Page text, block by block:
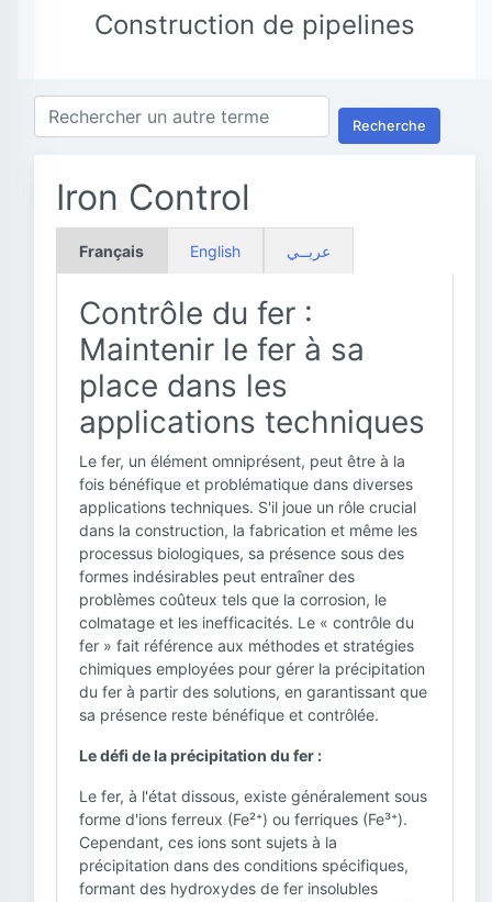
Construction de pipelines
Recherche
Iron Control
Français English عربــي
Contrôle du fer :
Maintenir le fer à sa
place dans les
applications techniques
Le fer, un élément omniprésent, peut être à la
fois bénéfique et problématique dans diverses
applications techniques. S'il joue un rôle crucial
dans la construction, la fabrication et même les
processus biologiques, sa présence sous des
formes indésirables peut entraîner des
problèmes coûteux tels que la corrosion, le
colmatage et les inefficacités. Le « contrôle du
fer » fait référence aux méthodes et stratégies
chimiques employées pour gérer la précipitation
du fer à partir des solutions, en garantissant que
sa présence reste bénéfique et contrôlée.
Le défi de la précipitation du fer :
Le fer, à l'état dissous, existe généralement sous
forme d'ions ferreux (Fe²⁺) ou ferriques (Fe³⁺).
Cependant, ces ions sont sujets à la
précipitation dans des conditions spécifiques,
formant des hydroxydes de fer insolubles